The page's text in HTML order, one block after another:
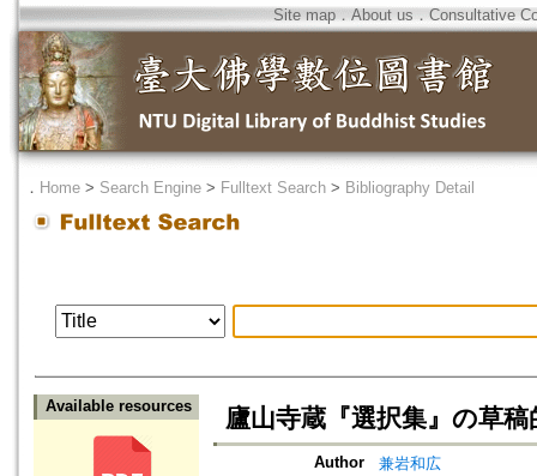
Site map．About us ． Consultative
． Home > Search Engine > Fulltext Search > Bibliography Detail
Available resources 廬山寺蔵『選択集』の草
Author
兼岩和広